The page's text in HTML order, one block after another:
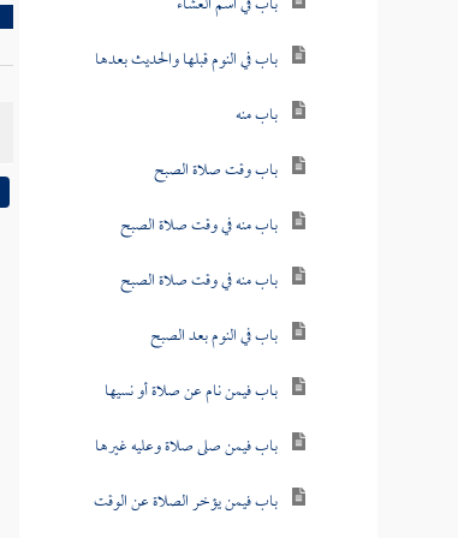
باب في النوم قبلها والحديث بعدها
باب منه
باب وقت صلاة الصبح
باب منه في وقت صلاة الصبح
باب منه في وقت صلاة الصبح
باب في النوم بعد الصبح
باب فيمن نام عن صلاة أو نسيها
باب فيمن صلى صلاة وعليه غيرها
باب فيمن يؤخر الصلاة عن الوقت